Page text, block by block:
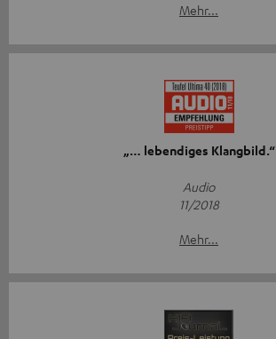
Mehr...
„… lebendiges Klangbild.“
Audio
11/2018
Mehr...